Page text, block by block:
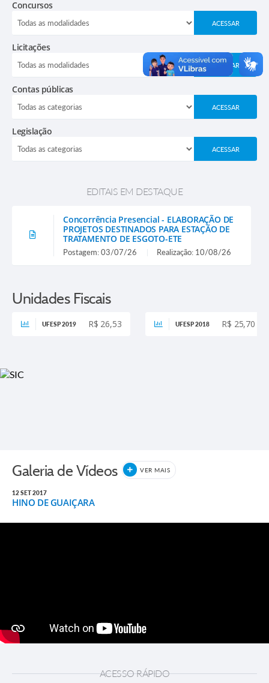
Água e Esgoto
Newslatter
Concursos
ACESSAR
Licitações
ACESSAR
Contas públicas
ACESSAR
Legislação
ACESSAR
EDITAIS EM DESTAQUE
Concorrência Presencial - ELABORAÇÃO DE
PROJETOS DESTINADOS PARA ESTAÇÃO DE
TRATAMENTO DE ESGOTO-ETE
Postagem: 03/07/26 Realização: 10/08/26
Unidades Fiscais
UFESP 2019 R$ 26,53 UFESP 2018 R$ 25,70
Galeria de Vídeos VER MAIS
12 SET 2017
HINO DE GUAIÇARA
ACESSO RÁPIDO